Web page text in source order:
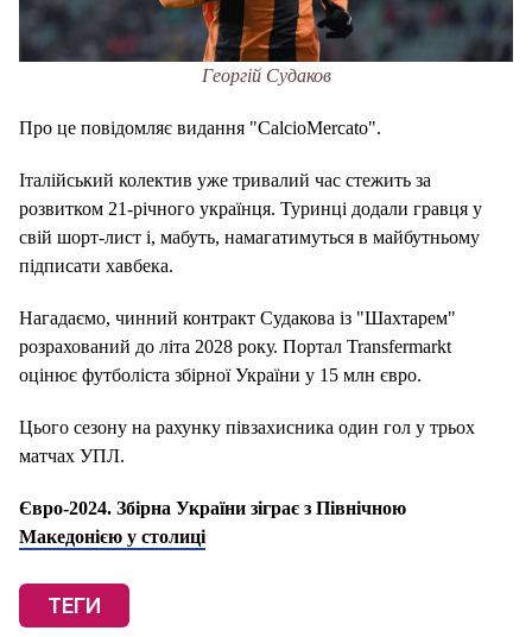
Георгій Судаков
Про це повідомляє видання "CalcioMercato".
Італійський колектив уже тривалий час стежить за
розвитком 21-річного українця. Туринці додали гравця у
свій шорт-лист і, мабуть, намагатимуться в майбутньому
підписати хавбека.
Нагадаємо, чинний контракт Судакова із "Шахтарем"
розрахований до літа 2028 року. Портал Transfermarkt
оцінює футболіста збірної України у 15 млн євро.
Цього сезону на рахунку півзахисника один гол у трьох
матчах УПЛ.
Євро-2024. Збірна України зіграє з Північною
Македонією у столиці
ТЕГИ